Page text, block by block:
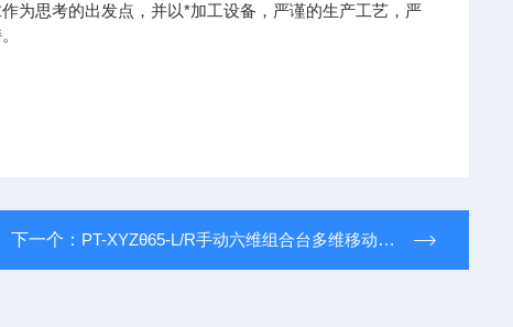
为思考的出发点，并以*加工设备，严谨的生产工艺，严
下一个： PT-XYZθ65-L/R手动六维组合台多维移动台滑台